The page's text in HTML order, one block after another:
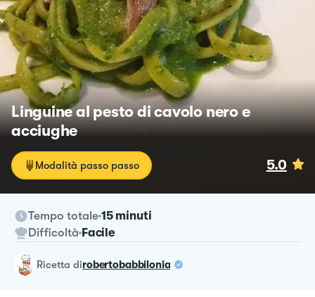
Linguine al pesto di cavolo nero e
acciughe
Modalità passo passo 5.0
Tempo totale 15 minuti
Difficoltà Facile
ricetta dirobertobabbilonia